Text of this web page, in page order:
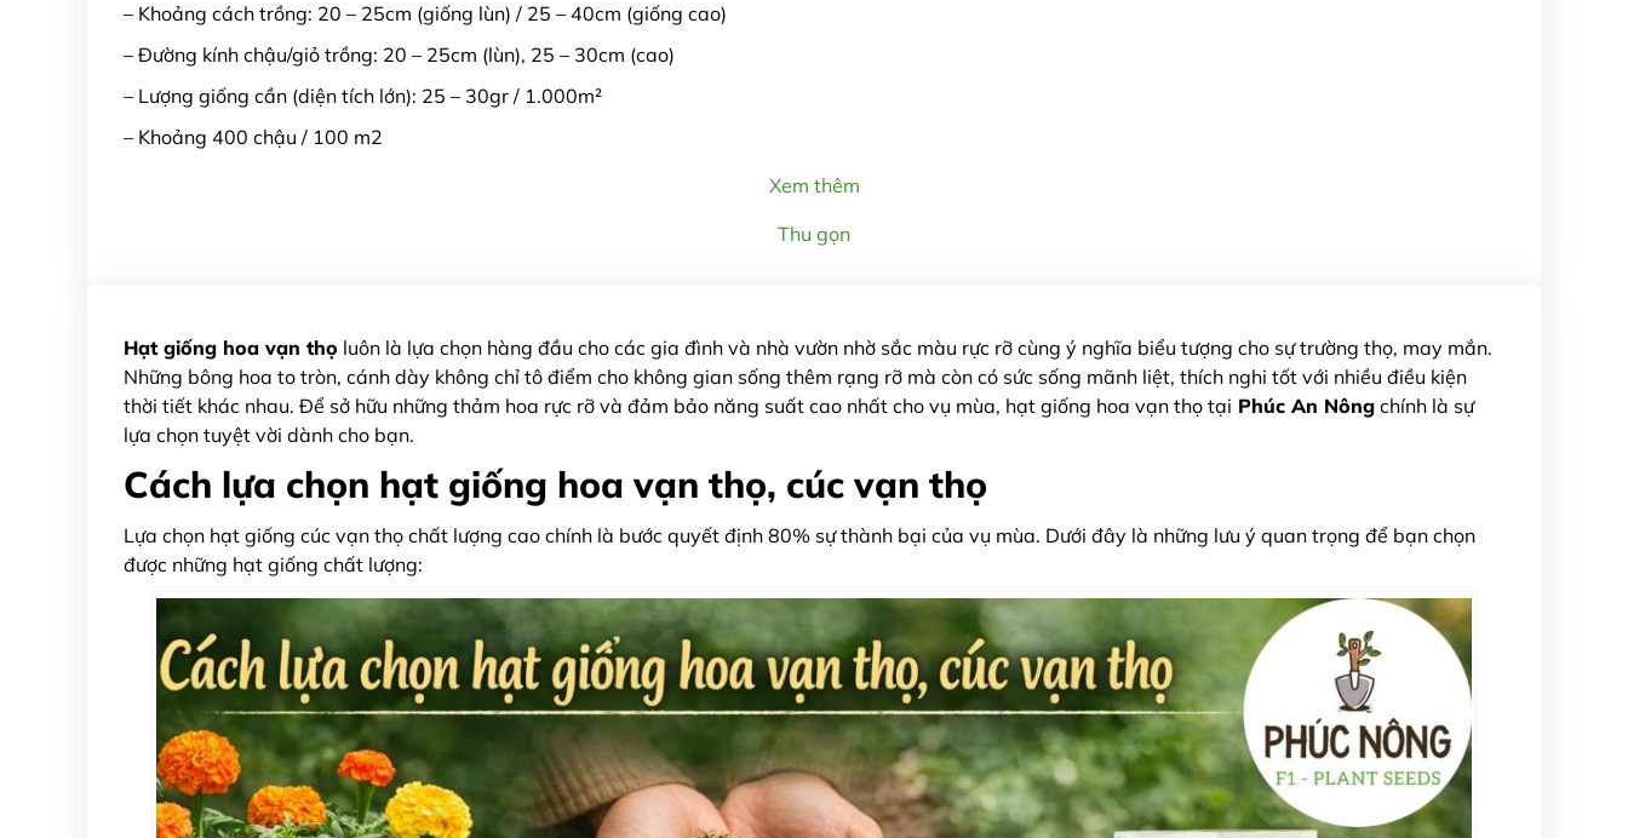
– Khoảng cách trồng: 20 – 25cm (giống lùn) / 25 – 40cm (giống cao)
– Đường kính chậu/giỏ trồng: 20 – 25cm (lùn), 25 – 30cm (cao)
– Lượng giống cần (diện tích lớn): 25 – 30gr / 1.000m²
– Khoảng 400 chậu / 100 m2
Xem thêm
Thu gọn
Hạt giống hoa vạn thọ luôn là lựa chọn hàng đầu cho các gia đình và nhà vườn nhờ sắc màu rực rỡ cùng ý nghĩa biểu tượng cho sự trường thọ, may mắn.
Những bông hoa to tròn, cánh dày không chỉ tô điểm cho không gian sống thêm rạng rỡ mà còn có sức sống mãnh liệt, thích nghi tốt với nhiều điều kiện
thời tiết khác nhau. Để sở hữu những thảm hoa rực rỡ và đảm bảo năng suất cao nhất cho vụ mùa, hạt giống hoa vạn thọ tại Phúc An Nông chính là sự
lựa chọn tuyệt vời dành cho bạn.
Cách lựa chọn hạt giống hoa vạn thọ, cúc vạn thọ
Lựa chọn hạt giống cúc vạn thọ chất lượng cao chính là bước quyết định 80% sự thành bại của vụ mùa. Dưới đây là những lưu ý quan trọng để bạn chọn
được những hạt giống chất lượng: